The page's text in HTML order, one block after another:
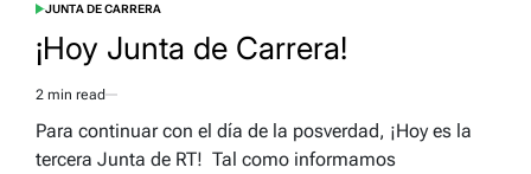
POSTED
JUNTA DE CARRERA
¡Hoy Junta de Carrera!
Estimated
read
2 min read
Para continuar con el día de la posverdad, ¡Hoy es la
tercera Junta de RT! Tal como informamos